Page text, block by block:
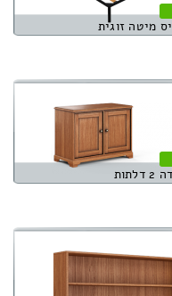
מיטה זוגית